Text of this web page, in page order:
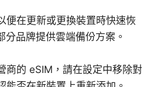
便在更新或更換裝置時快速恢
分品牌提供雲端備份方案。
商的 eSIM，請在設定中移除對